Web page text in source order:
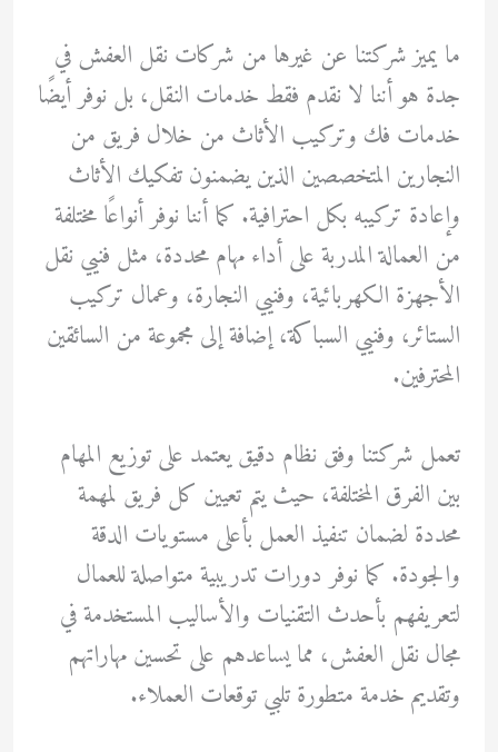
ما يميز شركتنا عن غيرها من شركات نقل العفش في
جدة هو أننا لا نقدم فقط خدمات النقل، بل نوفر أيضًا
خدمات فك وتركيب الأثاث من خلال فريق من
النجارين المتخصصين الذين يضمنون تفكيك الأثاث
وإعادة تركيبه بكل احترافية. كما أننا نوفر أنواعًا مختلفة
من العمالة المدربة على أداء مهام محددة، مثل فنيي نقل
الأجهزة الكهربائية، وفنيي النجارة، وعمال تركيب
الستائر، وفنيي السباكة، إضافة إلى مجموعة من السائقين
المحترفين.
تعمل شركتنا وفق نظام دقيق يعتمد على توزيع المهام
بين الفرق المختلفة، حيث يتم تعيين كل فريق لمهمة
محددة لضمان تنفيذ العمل بأعلى مستويات الدقة
والجودة. كما نوفر دورات تدريبية متواصلة للعمال
لتعريفهم بأحدث التقنيات والأساليب المستخدمة في
مجال نقل العفش، مما يساعدهم على تحسين مهاراتهم
وتقديم خدمة متطورة تلبي توقعات العملاء.